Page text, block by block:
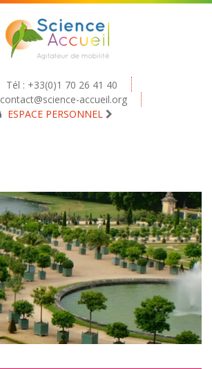
Tél : +33(0)1 70 26 41 40
contact@science-accueil.org
ESPACE PERSONNEL